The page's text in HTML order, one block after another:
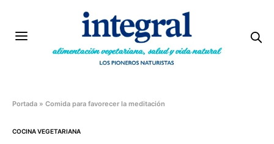
Portada »Comida para favorecer la meditación
COCINA VEGETARIANA